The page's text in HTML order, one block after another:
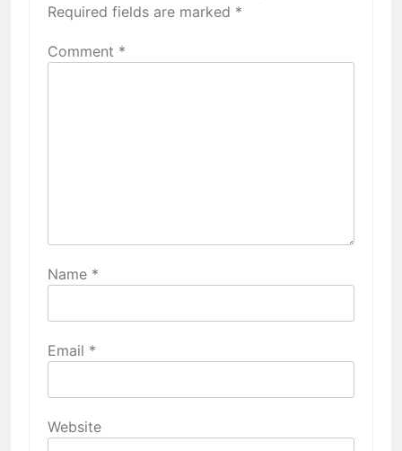
Required fields are marked *
Comment *
Name *
Email *
Website